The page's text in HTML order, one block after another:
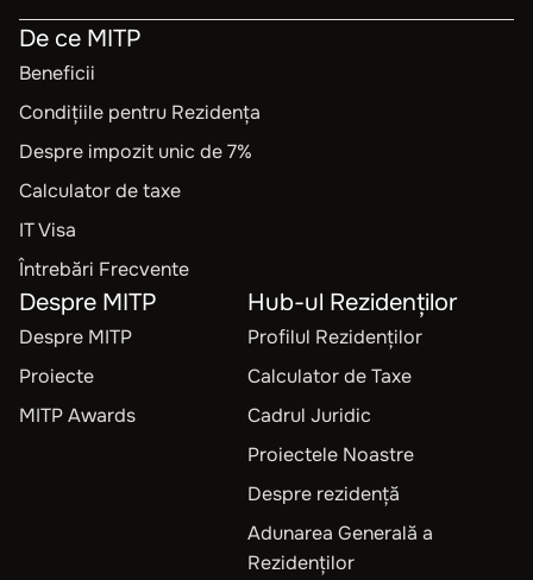
De ce MITP
Beneficii
Condițiile pentru Rezidența
Despre impozit unic de 7%
Calculator de taxe
IT Visa
Întrebări Frecvente
Despre MITP
Despre MITP
Proiecte
MITP Awards
Hub-ul Rezidenților
Profilul Rezidenților
Calculator de Taxe
Cadrul Juridic
Proiectele Noastre
Despre rezidență
Adunarea Generală a
Rezidenților